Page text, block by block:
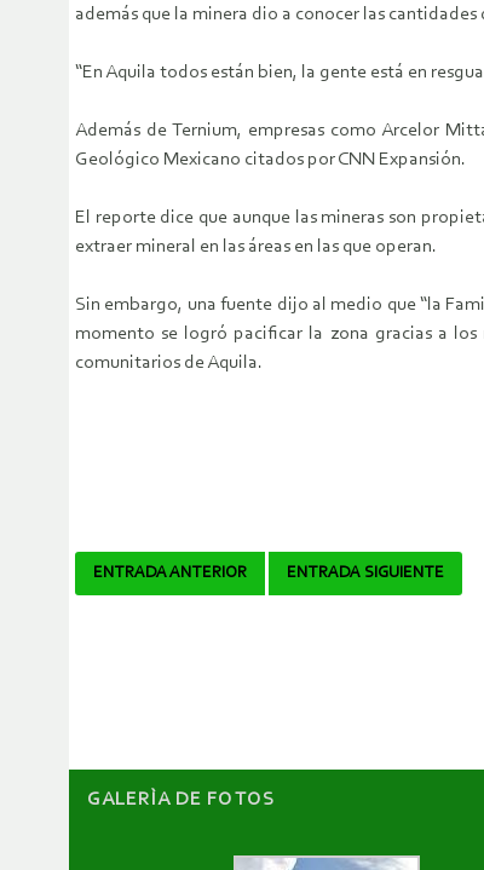
además que la minera dio a conocer las
“En Aquila todos están bien, la gente está en
Además de Ternium, empresas como Arcelor
Geológico Mexicano citados por CNN Expansión.
El reporte dice que aunque las mineras son
extraer mineral en las áreas en las que operan.
Sin embargo, una fuente dijo al medio que “la
momento se logró pacificar la zona gracias a los
comunitarios de Aquila.
Navegador
ENTRADA ANTERIOR ENTRADA SIGUIENTE
GALERÌA DE FOTOS